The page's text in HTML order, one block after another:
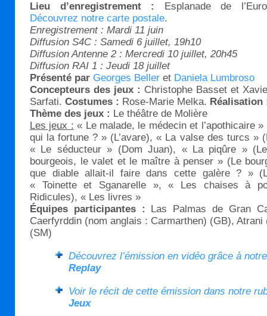
Lieu d’enregistrement :
Esplanade de
Découvrez notre carte postale.
Enregistrement : Mardi 11 juin
Diffusion S4C : Samedi 6 juillet, 19h10
Diffusion Antenne 2 : Mercredi 10 juillet, 20h45
Diffusion RAI 1 : Jeudi 18 juillet
Présenté par Georges Beller et Daniela Lumbroso
Concepteurs des jeux : Christophe Basset et
Sarfati. Costumes : Rose-Marie Melka. Réalisation
Thème des jeux : Le théâtre de Molière
Les jeux : « Le malade, le médecin et l’apothicaire
qui la fortune ? » (L’avare), « La valse des turcs »
« Le séducteur » (Dom Juan), « La piqûre »
bourgeois, le valet et le maître à penser » (Le
que diable allait-il faire dans cette galère ? »
« Toinette et Sganarelle », « Les chaises à
Ridicules), « Les livres »
Équipes participantes : Las Palmas de Gran
Caerfyrddin (nom anglais : Carmarthen) (GB),
(SM)
Découvrez l’émission en vidéo grâce à
Replay
Voir le récit de cette émission dans notre
Jeux